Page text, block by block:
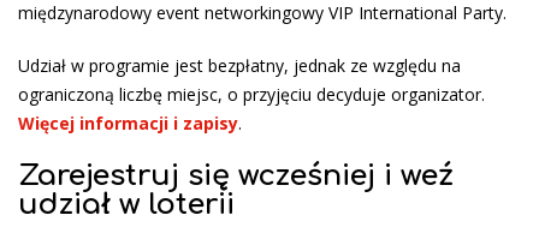
międzynarodowy event networkingowy VIP International Party.
Udział w programie jest bezpłatny, jednak ze względu na
ograniczoną liczbę miejsc, o przyjęciu decyduje organizator.
Więcej informacji i zapisy.
Zarejestruj się wcześniej i weź
udział w loterii